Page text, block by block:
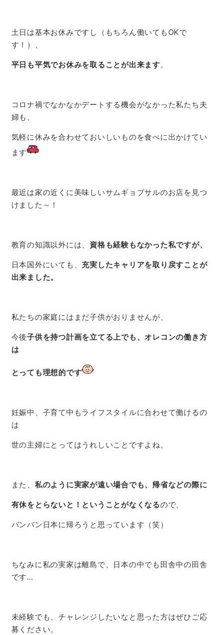
土日は基本お休みですし（もちろん働いてもOKで
す！）、
平日も平気でお休みを取ることが出来ます。
コロナ禍でなかなかデートする機会がなかった私たち夫
婦も、
気軽に休みを合わせておいしいものを食べに出かけてい
ます
最近は家の近くに美味しいサムギョプサルのお店を見つ
けました～！
教育の知識以外には、 資格も経験もなかった私ですが、
日本国外にいても、 充実したキャリアを取り戻すことが
出来ました。
私たちの家庭にはまだ子供がおりませんが、
今後子供を持つ計画を立てる上でも、オレコンの働き方
は
とっても理想的です
妊娠中、子育て中もライフスタイルに合わせて働けるの
は
世の主婦にとってはうれしいことですよね。
また、 私のように実家が遠い場合でも、帰省などの際に
有休をとらないと！ということがなくなるので、
バンバン日本に帰ろうと思っています（笑）
ちなみに私の実家は離島で、日本の中でも田舎中の田舎
です…
未経験でも、チャレンジしたいなと思った方はぜひご応
募ください。